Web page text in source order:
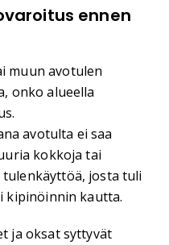
ennen
muun avotulen
onko alueella
avotulta ei saa
kokkoja tai
josta tuli
kipinöinnin kautta.
ja oksat syttyvät